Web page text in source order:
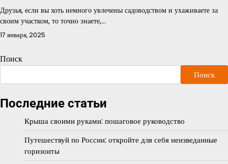
Друзья, если вы хоть немного увлечены садоводством и ухаживаете за
своим участком, то точно знаете,…
17 января, 2025
Поиск
Поиск
Последние статьи
Крыша своими руками: пошаговое руководство
Путешествуй по России: откройте для себя неизведанные
горизонты